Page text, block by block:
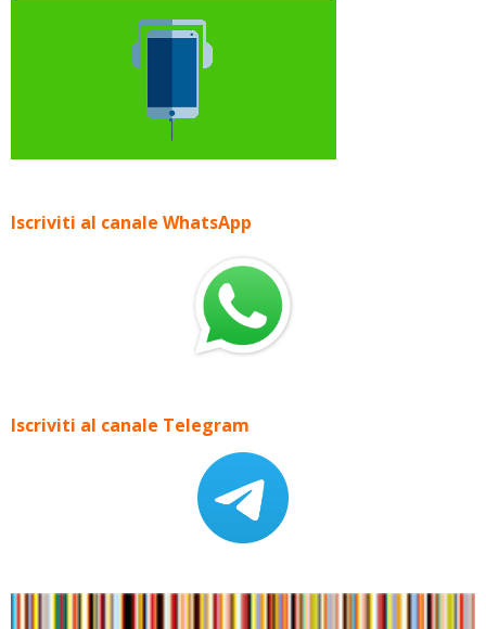
Iscriviti al canale WhatsApp
Iscriviti al canale Telegram